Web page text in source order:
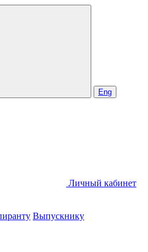
Eng
Личный кабинет
Выпускнику